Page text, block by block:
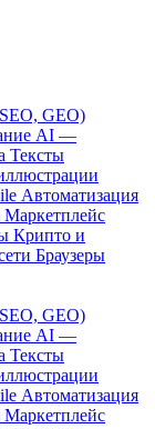
GEO)
AI —
Тексты
Автоматизация
Маркетплейс
Крипто и
Браузеры
GEO)
AI —
Тексты
Автоматизация
Маркетплейс